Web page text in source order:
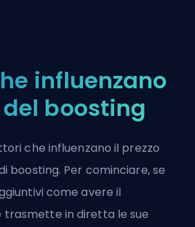
influenzano
del boosting
che influenzano il prezzo
boosting. Per cominciare, se
come avere il
in diretta le sue